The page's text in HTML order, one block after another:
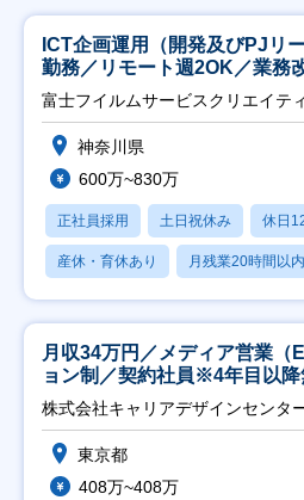
ICT企画運用（開発及びPJリ
勤務／リモート週2OK／業務
富士フイルムサービスクリエイテ
神奈川県
600万~830万
正社員採用 土日祝休み 休日
産休・育休あり 月残業20時間以内
月収34万円／メディア営業
ョン制／契約社員※4年目以降
株式会社キャリアデザインセンタ
東京都
408万~408万